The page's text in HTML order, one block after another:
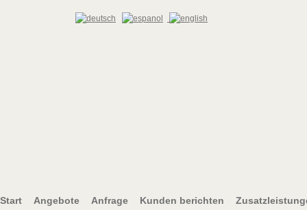
Start Angebote Anfrage Kunden berichten